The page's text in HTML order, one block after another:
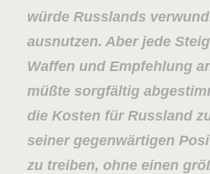
würde Russlands
ausnutzen. Aber jede
Waffen und Empfehlung
müßte sorgfältig
die Kosten für Russland
seiner gegenwärtigen
zu treiben, ohne einen